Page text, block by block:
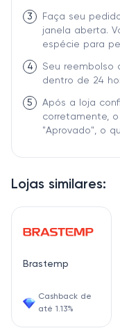
Lojas similares:
Brastemp
Cashback de
até 1.13%
3
Faça seu
janela aberta.
espécie para
4
Seu reembolso
dentro de 24
5
Após a loja
corretamente,
"Aprovado", o